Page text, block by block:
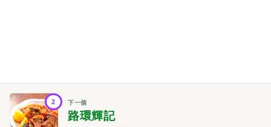
2 下一個
路環輝記